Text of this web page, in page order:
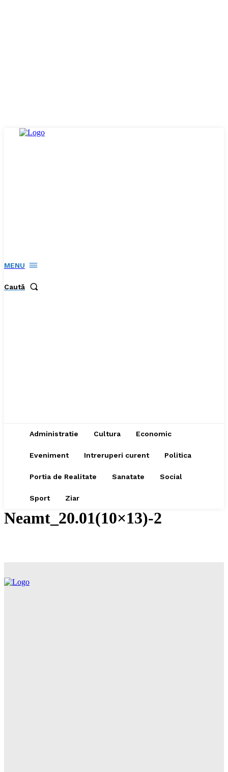
MENU
Caută
Administratie Cultura Economic
Eveniment Intreruperi curent Politica
Portia de Realitate Sanatate Social
Sport Ziar
Neamt_20.01(10×13)-2